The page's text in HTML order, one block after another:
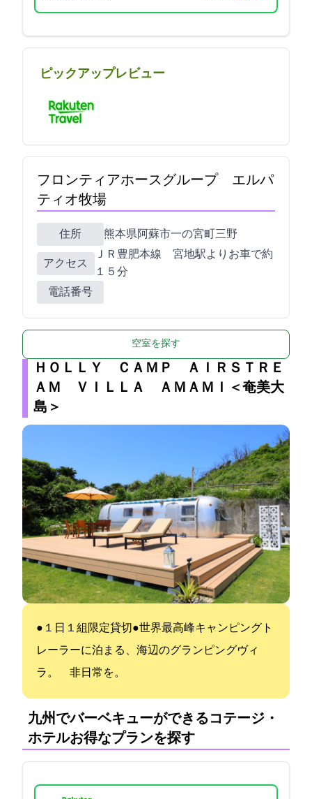
ピックアップレビュー
フロンティアホースグループ エルパ
ティオ牧場
住所 熊本県阿蘇市一の宮町三野2305-1
アクセス
ＪＲ豊肥本線 宮地駅よりお車で約
１５分
電話番号
空室を探す
ＨＯＬＬＹ ＣＡＭＰ ＡＩＲＳＴＲＥ
ＡＭ ＶＩＬＬＡ ＡＭＡＭＩ＜奄美大
島＞
●１日１組限定貸切●世界最高峰キャンピングト
レーラーに泊まる、海辺のグランピングヴィ
ラ。 非日常を。
九州でバーベキューができるコテージ・
ホテル:お得なプランを探す